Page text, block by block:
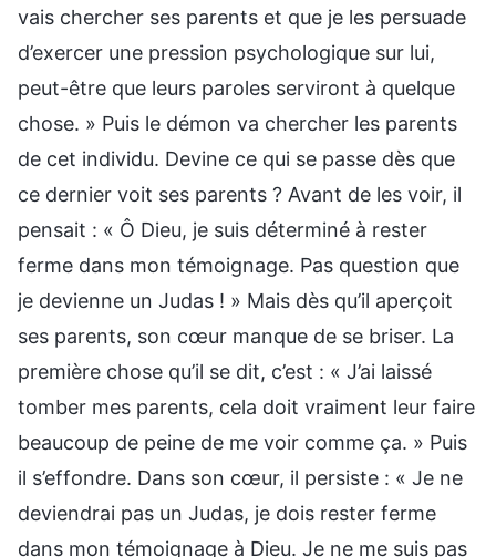
vais chercher ses parents et que je les persuade
d’exercer une pression psychologique sur lui,
peut-être que leurs paroles serviront à quelque
chose. » Puis le démon va chercher les parents
de cet individu. Devine ce qui se passe dès que
ce dernier voit ses parents ? Avant de les voir, il
pensait : « Ô Dieu, je suis déterminé à rester
ferme dans mon témoignage. Pas question que
je devienne un Judas ! » Mais dès qu’il aperçoit
ses parents, son cœur manque de se briser. La
première chose qu’il se dit, c’est : « J’ai laissé
tomber mes parents, cela doit vraiment leur faire
beaucoup de peine de me voir comme ça. » Puis
il s’effondre. Dans son cœur, il persiste : « Je ne
deviendrai pas un Judas, je dois rester ferme
dans mon témoignage à Dieu. Je ne me suis pas